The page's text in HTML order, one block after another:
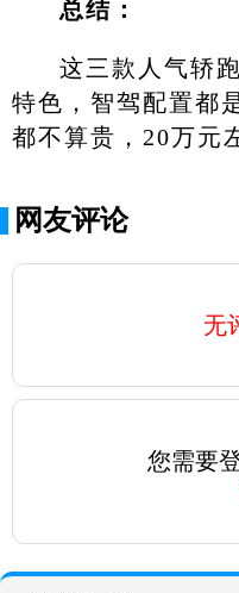
总结：
这三款人气轿
特色，智驾配置都
都不算贵，20万元
网友评论
无
您需要